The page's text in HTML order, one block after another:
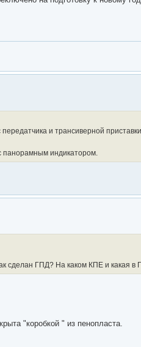
и трансиверной
панорамным индикатором.
сделан ГПД? На каком КПЕ и какая в
"коробкой " из пенопласта.